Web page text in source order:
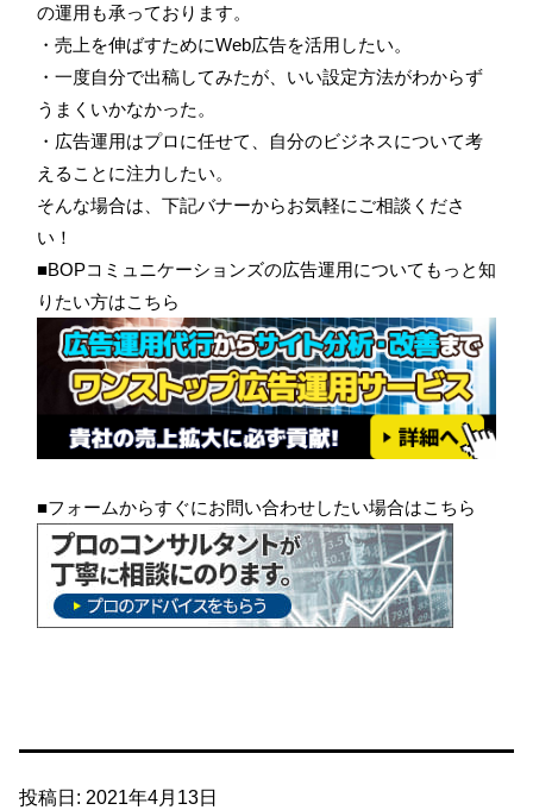
の運用も承っております。
・売上を伸ばすためにWeb広告を活用したい。
・一度自分で出稿してみたが、いい設定方法がわからず
うまくいかなかった。
・広告運用はプロに任せて、自分のビジネスについて考
えることに注力したい。
そんな場合は、下記バナーからお気軽にご相談くださ
い！
■BOPコミュニケーションズの広告運用についてもっと知
りたい方はこちら
■フォームからすぐにお問い合わせしたい場合はこちら
投稿日: 2021年4月13日